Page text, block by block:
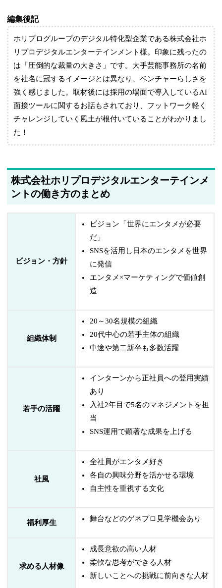
編集後記
ホリプログループのデジタル特化型企業である株式会社ホ
リプロデジタルエンターテインメント様。印象に残ったの
は「圧倒的な裁量の大きさ」です。大手芸能事務所の名前
を社名に冠するイメージとは異なり、ベンチャーらしさを
強く感じました。取材後には採用の場面で導入しているAI
面接ツールに関するお話もされており、フットワーク軽く
チャレンジしていく風土が根付いていることがわかりまし
た！
株式会社ホリプロデジタルエンターテインメ
ントの働き方のまとめ
ビジョン・方針
ビジョン「世界にエンタメが必要
だ」
SNSを活用し日本のエンタメを世界
に発信
エンタメ×マーケティングで価値創
造
組織体制
20～30名規模の組織
20代中心の若手主体の組織
中途や第二新卒も多数活躍
若手の活躍
インターンから正社員への登用実績
あり
入社2年目で5名のマネジメントを担
当
SNS運用で顕著な成果を上げる
社風
全社員がエンタメ好き
各自の興味分野を活かせる環境
自主性を重視する文化
福利厚生 舞台などのゲネプロ見学機会あり
求める人材像
成長意欲の高い人材
柔軟な思考ができる人材
新しいことへの挑戦に前向きな人材